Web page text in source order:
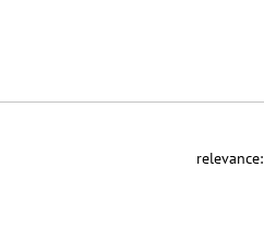
relevance: